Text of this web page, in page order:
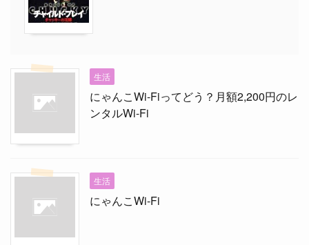
生活
にゃんこWi-Fiってどう？月額2,200円のレ
ンタルWi-Fi
生活
にゃんこWi-Fi